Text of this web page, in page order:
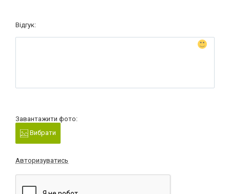
Відгук:
Завантажити фото:
Вибрати
Авторизуватись